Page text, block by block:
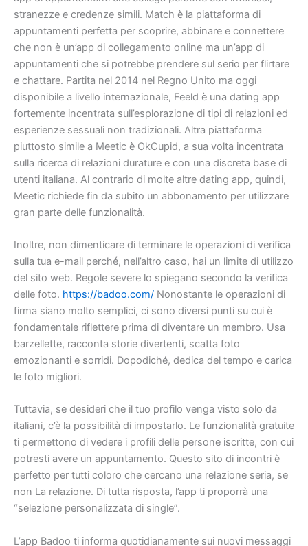
stranezze e credenze simili. Match è la piattaforma di
appuntamenti perfetta per scoprire, abbinare e connettere
che non è un’app di collegamento online ma un’app di
appuntamenti che si potrebbe prendere sul serio per flirtare
e chattare. Partita nel 2014 nel Regno Unito ma oggi
disponibile a livello internazionale, Feeld è una dating app
fortemente incentrata sull’esplorazione di tipi di relazioni ed
esperienze sessuali non tradizionali. Altra piattaforma
piuttosto simile a Meetic è OkCupid, a sua volta incentrata
sulla ricerca di relazioni durature e con una discreta base di
utenti italiana. Al contrario di molte altre dating app, quindi,
Meetic richiede fin da subito un abbonamento per utilizzare
gran parte delle funzionalità.
Inoltre, non dimenticare di terminare le operazioni di verifica
sulla tua e-mail perché, nell’altro caso, hai un limite di utilizzo
del sito web. Regole severe lo spiegano secondo la verifica
delle foto. https://badoo.com/ Nonostante le operazioni di
firma siano molto semplici, ci sono diversi punti su cui è
fondamentale riflettere prima di diventare un membro. Usa
barzellette, racconta storie divertenti, scatta foto
emozionanti e sorridi. Dopodiché, dedica del tempo e carica
le foto migliori.
Tuttavia, se desideri che il tuo profilo venga visto solo da
italiani, c’è la possibilità di impostarlo. Le funzionalità gratuite
ti permettono di vedere i profili delle persone iscritte, con cui
potresti avere un appuntamento. Questo sito di incontri è
perfetto per tutti coloro che cercano una relazione seria, se
non La relazione. Di tutta risposta, l’app ti proporrà una
“selezione personalizzata di single”.
L’app Badoo ti informa quotidianamente sui nuovi messaggi